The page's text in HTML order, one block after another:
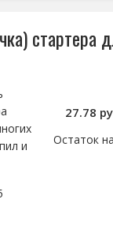
стартера
27.78
Остаток
и